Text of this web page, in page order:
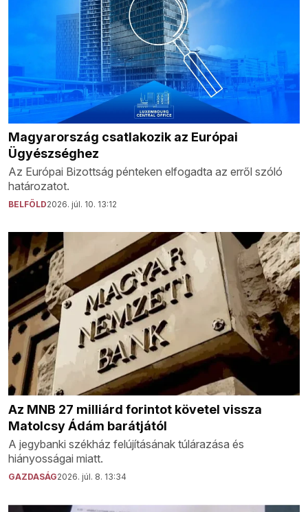
Magyarország csatlakozik az Európai
Ügyészséghez
Az Európai Bizottság pénteken elfogadta az erről szóló
határozatot.
BELFÖLD2026. júl. 10. 13:12
Az MNB 27 milliárd forintot követel vissza
Matolcsy Ádám barátjától
A jegybanki székház felújításának túlárazása és
hiányosságai miatt.
GAZDASÁG2026. júl. 8. 13:34